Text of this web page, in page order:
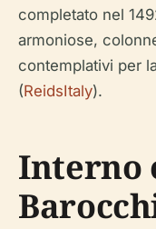
completato nel
armoniose,
contemplativi per
(ReidsItaly).
Interno